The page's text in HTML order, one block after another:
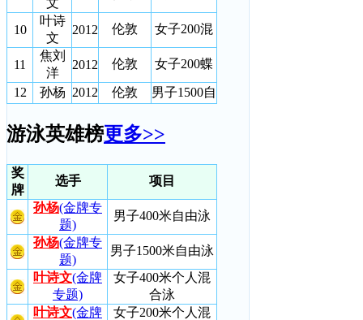
10
叶诗
文
2012 伦敦 女子200混
11
焦刘
洋
2012 伦敦 女子200蝶
12 孙杨 2012 伦敦 男子1500自
游泳英雄榜更多>>
奖
牌
选手
项目
孙杨(金牌专
题)
男子400米自由泳
孙杨(金牌专
题)
男子1500米自由泳
叶诗文(金牌
专题)
女子400米个人混
合泳
叶诗文(金牌
女子200米个人混